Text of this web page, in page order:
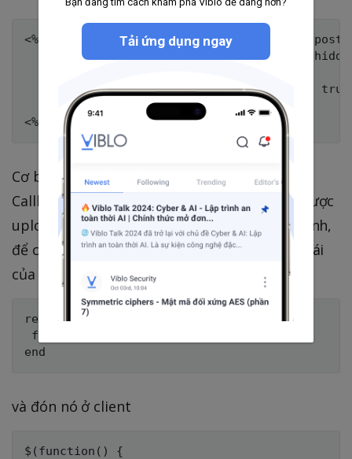
<%= form_tag '/media_contents', method:
<input name="authenticity_token"
<%= file_field_tag "media", multiple:
  </div>
Cơ bản thế là ổn, bây giờ chúng ta Handling
Callbacks nhé. Sau khi submit form, file sẽ được
upload lên server và lưu tại một địa chỉ cố định,
để có thể lấy được địa chỉ lưu và các trạng thái
của nó chúng ta trả về một json
respond_to do |format|
format.json{ render :json => @media }
và đón nó ở client
$(function() {
Tải ứng dụng ngay